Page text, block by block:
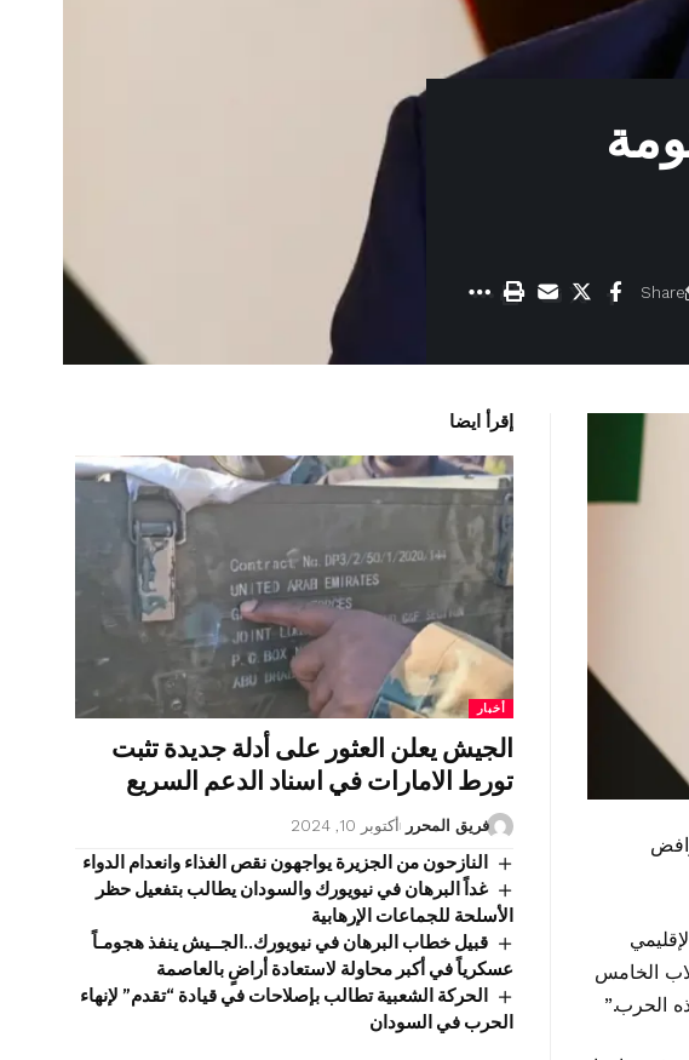
Share
الخامس
إقرأ ايضا
أخبار
الجيش يعلن العثور على أدلة جديدة تثبت
تورط الامارات في اسناد الدعم السريع
فريق المحرر أكتوبر 10, 2024
النازحون من الجزيرة يواجهون نقص الغذاء وانعدام الدواء
غداً البرهان في نيويورك والسودان يطالب بتفعيل حظر
الأسلحة للجماعات الإرهابية
قبيل خطاب البرهان في نيويورك..الجــيش ينفذ هجومـاً
عسكرياً في أكبر محاولة لاستعادة أراضٍ بالعاصمة
الحركة الشعبية تطالب بإصلاحات في قيادة “تقدم” لإنهاء
الحرب في السودان